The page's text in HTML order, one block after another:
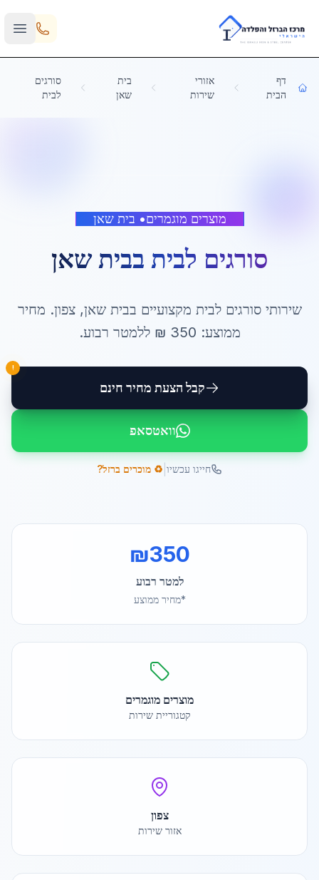
Skip to main content
דף
הבית
אזורי
שירות
בית
שאן
סורגים
לבית
מוצרים מוגמרים• בית שאן
סורגים לבית בבית שאן
שירותיסורגים לבית מקצועיים בבית שאן,צפון. מחיר
ממוצע: 350 ₪ ללמטר רבוע.
קבל הצעת מחיר חינם
!
וואטסאפ
חייגו עכשיו ♻️ מוכרים ברזל?
₪350
למטר רבוע
*מחיר ממוצע
מוצרים מוגמרים
קטגוריית שירות
צפון
אזור שירות